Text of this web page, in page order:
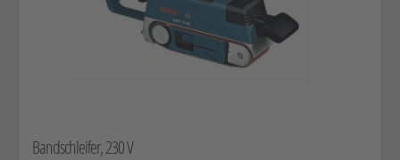
Bandschleifer, 230 V